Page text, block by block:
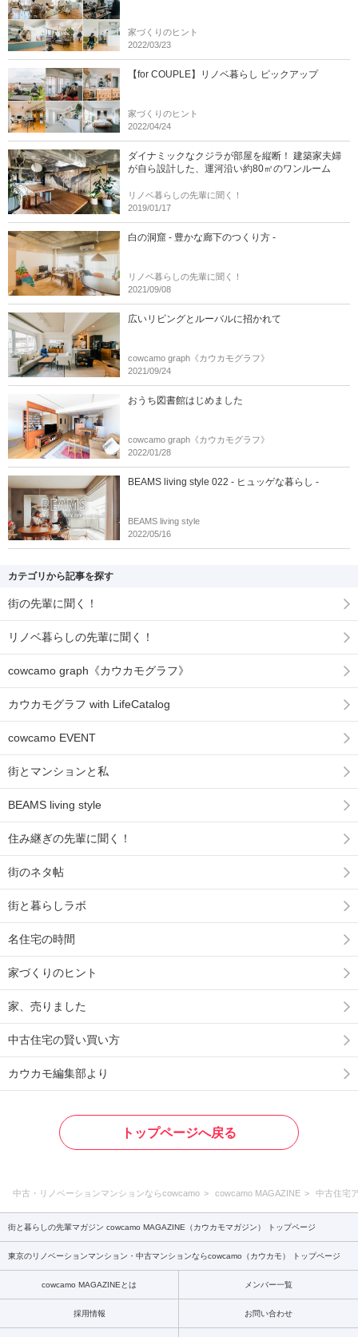
家づくりのヒント
2022/03/23
【for COUPLE】リノベ暮らし ピックアップ
家づくりのヒント
2022/04/24
ダイナミックなクジラが部屋を縦断！ 建築家夫婦
が自ら設計した、運河沿い約80㎡のワンルーム
リノベ暮らしの先輩に聞く！
2019/01/17
白の洞窟 - 豊かな廊下のつくり方 -
リノベ暮らしの先輩に聞く！
2021/09/08
広いリビングとルーバルに招かれて
cowcamo graph《カウカモグラフ》
2021/09/24
おうち図書館はじめました
cowcamo graph《カウカモグラフ》
2022/01/28
BEAMS living style 022 - ヒュッゲな暮らし -
BEAMS living style
2022/05/16
カテゴリから記事を探す
街の先輩に聞く！
リノベ暮らしの先輩に聞く！
cowcamo graph《カウカモグラフ》
カウカモグラフ with LifeCatalog
cowcamo EVENT
街とマンションと私
BEAMS living style
住み継ぎの先輩に聞く！
街のネタ帖
街と暮らしラボ
名住宅の時間
家づくりのヒント
家、売りました
中古住宅の賢い買い方
カウカモ編集部より
トップページへ戻る
中古・リノベーションマンションならcowcamo cowcamo MAGAZINE 中古住宅
街と暮らしの先輩マガジン cowcamo MAGAZINE（カウカモマガジン） トップページ
東京のリノベーションマンション・中古マンションならcowcamo（カウカモ） トップページ
cowcamo MAGAZINEとは メンバー一覧
採用情報 お問い合わせ